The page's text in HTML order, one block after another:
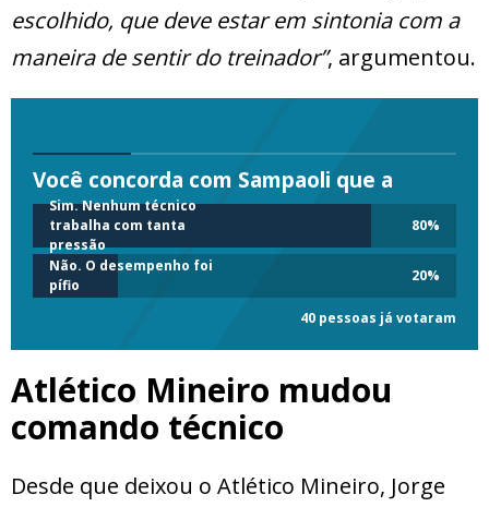
escolhido, que deve estar em sintonia com a
maneira de sentir do treinador”, argumentou.
Você concorda com Sampaoli que a
Sim. Nenhum técnico
trabalha com tanta
pressão
80%
Não. O desempenho foi
pífio
20%
40 pessoas já votaram
Atlético Mineiro mudou
comando técnico
Desde que deixou o Atlético Mineiro, Jorge